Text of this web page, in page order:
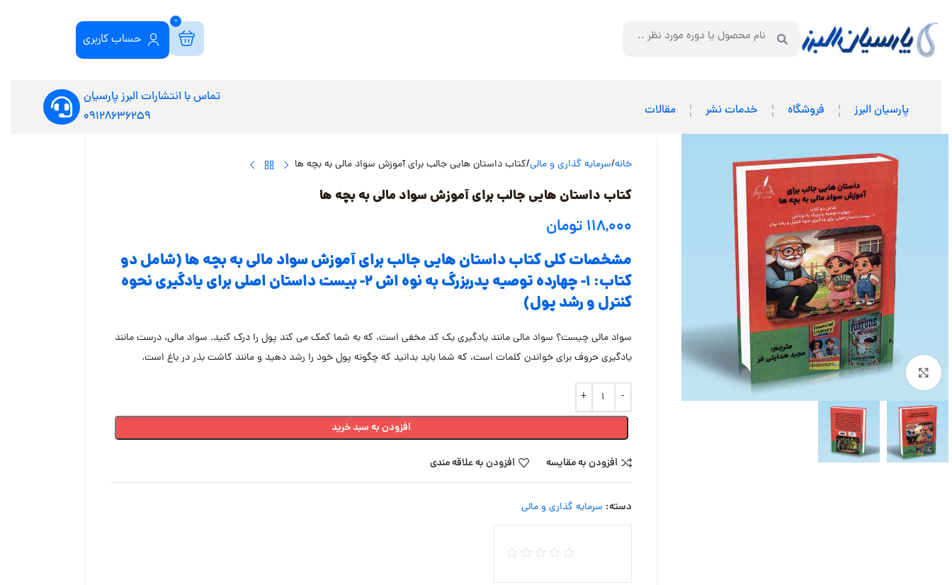
حساب کاربری
0
پارسیان البرز فروشگاه خدمات نشر مقالات
تماس با انتشارات البرز پارسیان
09128636259
بزرگنمایی تصویر
خانه سرمایه گذاری و مالی کتاب داستان هایی جالب برای آموزش سواد مالی به بچه ها
کتاب داستان هایی جالب برای آموزش سواد مالی به بچه ها
۱۱۸,۰۰۰ تومان
مشخصات کلی کتاب داستان هایی جالب برای آموزش سواد مالی به بچه ها (شامل دو
کتاب: ۱- چهارده توصیه پدربزرگ به نوه اش ۲- بیست داستان اصلی برای یادگیری نحوه
کنترل و رشد پول)
سواد مالی چیست؟ سواد مالی مانند یادگیری یک کد مخفی است، که به شما کمک می کند پول را درک کنید. سواد مالی، درست مانند
یادگیری حروف برای خواندن کلمات است، که شما باید بدانید که چگونه پول خود را رشد دهید و مانند کاشت بذر در باغ است.
افزودن به سبد خرید
افزودن به مقایسه افزودن به علاقه مندی
دسته: سرمایه گذاری و مالی